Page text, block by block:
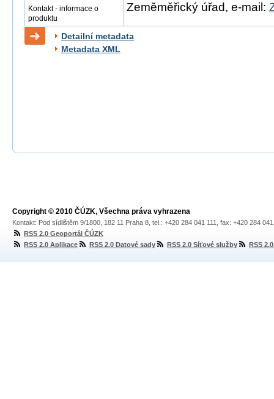
Kontakt - informace o
produktu
Zeměměřický úřad, e-mail:
Detailní metadata
Metadata XML
Copyright © 2010 ČÚZK, Všechna práva vyhrazena
Kontakt: Pod sídlištěm 9/1800, 182 11 Praha 8, tel.: +420 284 041 111, fax: +420 284
RSS 2.0 Geoportál ČÚZK
RSS 2.0 Aplikace
RSS 2.0 Datové sady RSS 2.0 Síťové služby RSS